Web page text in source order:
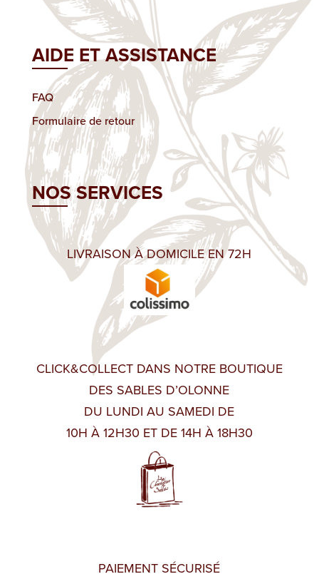
AIDE ET ASSISTANCE
FAQ
Formulaire de retour
NOS SERVICES
LIVRAISON À DOMICILE EN 72H
CLICK&COLLECT DANS NOTRE BOUTIQUE
DES SABLES D’OLONNE
DU LUNDI AU SAMEDI DE
10H À 12H30 ET DE 14H À 18H30
PAIEMENT SÉCURISÉ